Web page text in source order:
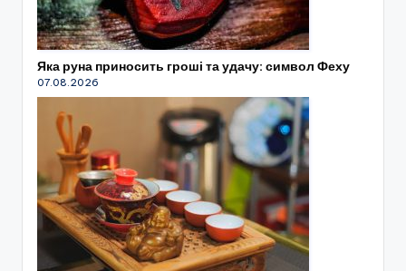
Яка руна приносить гроші та удачу: символ Феху
07.08.2026